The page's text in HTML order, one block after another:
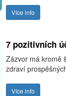
Více info
7 pozitivních
Zázvor má kromě
zdraví
Více info